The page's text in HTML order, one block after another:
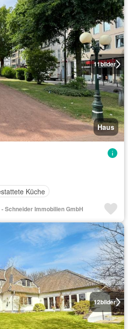
11bilder
Haus
Küche
Schneider Immobilien GmbH
12bilder